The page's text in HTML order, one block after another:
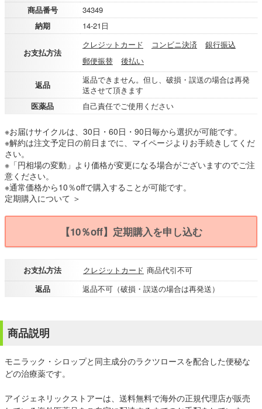
商品番号
34349
納期
14-21日
お支払方法
クレジットカード コンビニ決済
銀行振込
郵便振替
後払い
返品
返品できません。但し、破損・誤送の場合は再発
送させて頂きます
医薬品
自己責任でご使用ください
※お届けサイクルは、30日・60日・90日毎から選択が可能です。
※解約は注文予定日の前日までに、マイページよりお手続きしてくだ
さい。
※「円相場の変動」より価格が変更になる場合がございますのでご注
意ください。
※通常価格から10％offで購入することが可能です。
定期購入について ＞
【10％off】定期購入を申し込む
お支払方法 クレジットカード 商品代引不可
返品
返品不可（破損・誤送の場合は再発送）
商品説明
モニラック・シロップと同主成分のラクツロースを配合した便秘な
どの治療薬です。
アイジェネリックストアーは、送料無料で海外の正規代理店が販売